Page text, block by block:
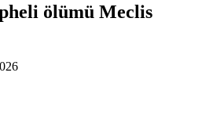
ölümü Meclis